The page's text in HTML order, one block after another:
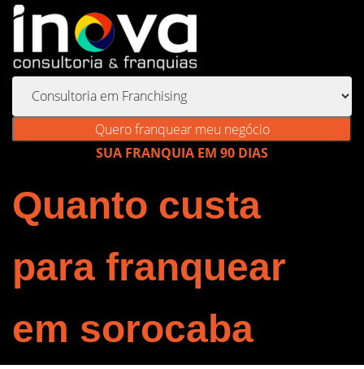
Quero franquear meu negócio
SUA FRANQUIA EM 90 DIAS
Quanto custa
para franquear
em sorocaba